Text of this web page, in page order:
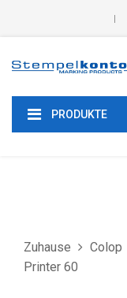
PRODUKTE
Zuhause Colop
Printer 60